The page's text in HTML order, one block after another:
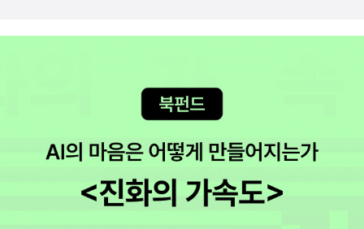
고 싶었던 『리모노프』 도 엄청 기대됨~ 리뷰 쓸 여유도 없이 바로 다
음 책 읽기 들어감ㅋㅋ​한국문학 K-픽션 시리즈는 책장이 모자라 추가
『왜 세계는 존재하지 않는가』 저는 종이책으로 가지고 있고 리뷰도
썼지만 e book으로 또 읽어 볼 생각. 좋은 책이니 꼭 읽어 보세요. 지
젝도 격찬한 떠오르는 샛별 철학자ㅎ 5『How to Read 』 이 시
다. 사실 <아케이드 프로젝트>의 번역자는 벤야민 전공자가 아니며,
게 몇몇 전공자들 견해다. 어쨌든 논쟁의 불씨를 안고 있는 가운데, 벤
야민의 다른 주 저서들의 번역에 전공자들의 박차가 가해지고 있다.
현재 최성만 이화여대 교수, 윤미애 중앙대 강사, 김영옥 한국여성개
늦어도 내년 1월 내에 <일방통행로>와 <사유이미지> 등 3권이 도서
의 인간을 넘어서는 새로운 인간형이라는 뜻으로 니체가 만든 말이
다. '권력에의 의지'라 했던 기존의 번역도 '힘에의 의지'로 수정했다.
독일어 '마흐트'(Macht)는 니체에게 자연 전체를 지배하는 힘을 가
리키는 용어였기 때문이다. 편집위원으로 정동호(충북대, 위원장).이
진우(계명대).김정현(원광대) 교수와 백승영(서울대 철학사상연구
소) 박사가 참여해 5년 넘게 진행된 완역 작업을 이끌었다. 배영대 기